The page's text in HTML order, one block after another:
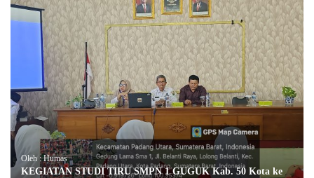
Oleh : Humas
KEGIATAN STUDI TIRU SMPN 1 GUGUK Kab. 50 Kota ke